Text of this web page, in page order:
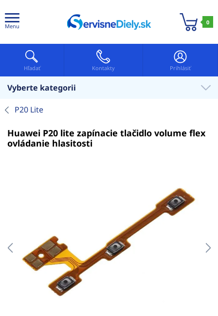
Menu
0
Hľadať Kontakty Prihlásiť
Vyberte kategorii
P20 Lite
Huawei P20 lite zapínacie tlačidlo volume flex
ovládanie hlasitosti